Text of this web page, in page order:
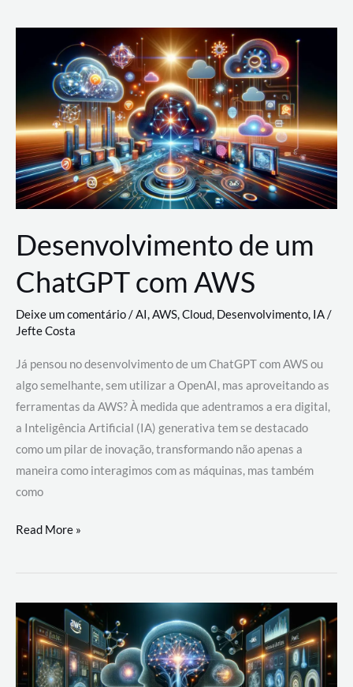
Nuvem:
Google
Cloud,
AWS
e
Azure
Desenvolvimento de um
ChatGPT com AWS
Deixe um comentário/AI,AWS,Cloud, Desenvolvimento, IA/
Jefte Costa
Já pensou no desenvolvimento de um ChatGPT com AWS ou
algo semelhante, sem utilizar a OpenAI, mas aproveitando as
ferramentas da AWS? À medida que adentramos a era digital,
a Inteligência Artificial (IA) generativa tem se destacado
como um pilar de inovação, transformando não apenas a
maneira como interagimos com as máquinas, mas também
como
Desenvolvimento
um
com
AWS
Read More »